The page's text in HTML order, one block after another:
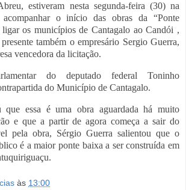
estiveram nesta segunda-feira (30) na
o início das obras da “Ponte
os municípios de Cantagalo ao Candói ,
também o empresário Sergio Guerra,
vencedora da licitação.
do deputado federal Toninho
do Município de Cantagalo.
que essa é uma obra aguardada há muito
e que a partir de agora começa a sair do
pela obra, Sérgio Guerra salientou que o
é a maior ponte baixa a ser construída em
às 13:00